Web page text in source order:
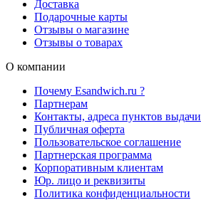
Доставка
Подарочные карты
Отзывы о магазине
Отзывы о товарах
О компании
Почему Esandwich.ru ?
Партнерам
Контакты, адреса пунктов выдачи
Публичная оферта
Пользовательское соглашение
Партнерская программа
Корпоративным клиентам
Юр. лицо и реквизиты
Политика конфиденциальности